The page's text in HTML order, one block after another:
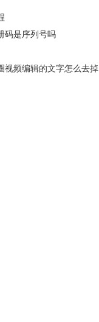
码是序列号吗
视频编辑的文字怎么去掉